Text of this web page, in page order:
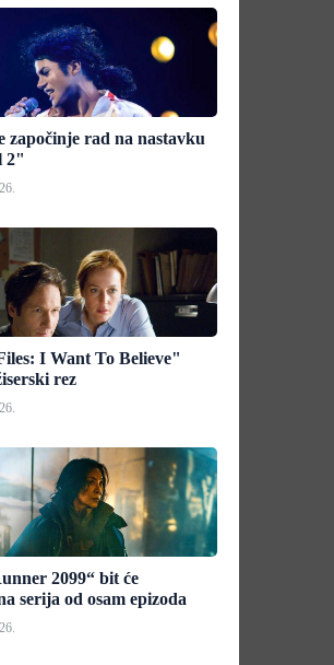
započinje rad na nastavku
2"
I Want To Believe"
rez
2099“ bit će
serija od osam epizoda